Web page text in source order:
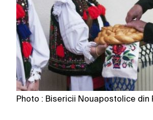
Photo : Bisericii Nouapostolice din